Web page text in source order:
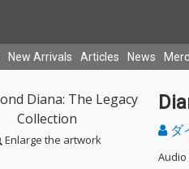
New Arrivals Articles News
Enlarge the artwork
ダ
Audio